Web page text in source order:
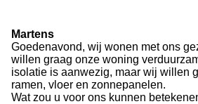
Martens
Goedenavond, wij wonen met ons
willen graag onze woning
isolatie is aanwezig, maar wij willen
ramen, vloer en zonnepanelen.
Wat zou u voor ons kunnen